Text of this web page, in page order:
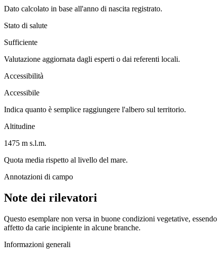
Dato calcolato in base all'anno di nascita registrato.
Stato di salute
Sufficiente
Valutazione aggiornata dagli esperti o dai referenti locali.
Accessibilità
Accessibile
Indica quanto è semplice raggiungere l'albero sul territorio.
Altitudine
1475 m s.l.m.
Quota media rispetto al livello del mare.
Annotazioni di campo
Note dei rilevatori
Questo esemplare non versa in buone condizioni vegetative, essendo
affetto da carie incipiente in alcune branche.
Informazioni generali